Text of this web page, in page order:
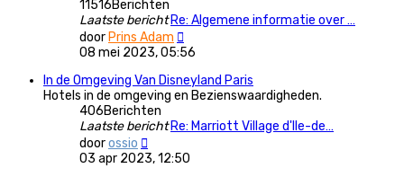
11516Berichten
Laatste bericht Re: Algemene informatie over …
door Prins Adam
laatste
08 mei 2023, 05:56
In de Omgeving Van Disneyland Paris
Hotels in de omgeving en Bezienswaardigheden.
406Berichten
Laatste bericht Re: Marriott Village d'Ile-de…
doorossio
laatste
03 apr 2023, 12:50